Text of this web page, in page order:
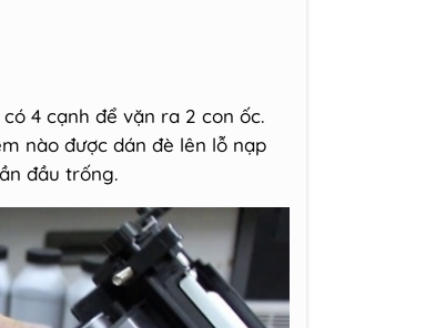
4 cạnh để vặn ra 2 con ốc.
nào được dán đè lên lỗ nạp
đầu trống.